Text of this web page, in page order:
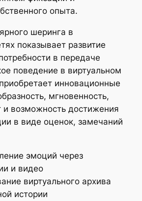
опыта.
шеринга в
показывает развитие
в передаче
поведение в виртуальном
инновационные
мгновенность,
и возможность достижения
в виде оценок, замечаний
эмоций через
и видео
виртуального архива
истории